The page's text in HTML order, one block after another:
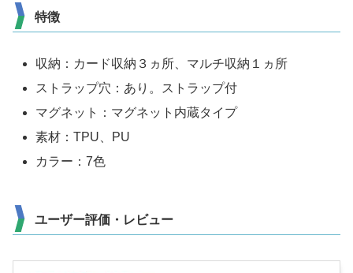
特徴
収納：カード収納３ヵ所、マルチ収納１ヵ所
ストラップ穴：あり。ストラップ付
マグネット：マグネット内蔵タイプ
素材：TPU、PU
カラー：7色
ユーザー評価・レビュー